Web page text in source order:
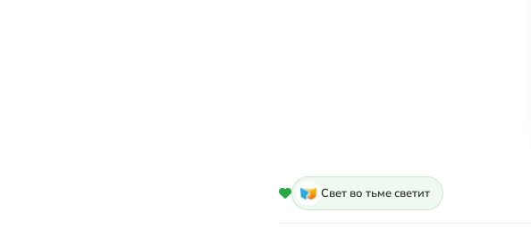
Свет во тьме светит